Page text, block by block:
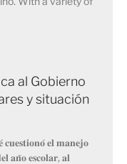
al Gobierno
y situación
𝐞𝐥 𝐦𝐚𝐧𝐞𝐣𝐨
𝐚𝐧̃𝐨 𝐞𝐬𝐜𝐨𝐥𝐚𝐫, 𝐚𝐥